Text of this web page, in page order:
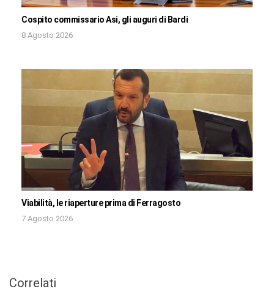
Cospito commissario Asi, gli auguri di Bardi
8 Agosto 2026
Viabilità, le riaperture prima di Ferragosto
7 Agosto 2026
Correlati